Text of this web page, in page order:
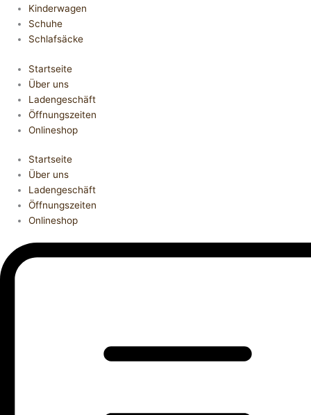
Kinderwagen
Schuhe
Schlafsäcke
Startseite
Über uns
Ladengeschäft
Öffnungszeiten
Onlineshop
Startseite
Über uns
Ladengeschäft
Öffnungszeiten
Onlineshop